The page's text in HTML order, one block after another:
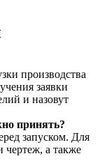
производства
заявки
и назовут
принять?
запуском. Для
чертеж, а также